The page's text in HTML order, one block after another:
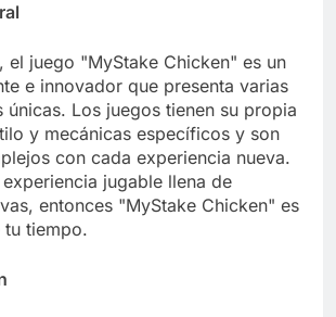
el juego "MyStake Chicken" es un
e innovador que presenta varias
únicas. Los juegos tienen su propia
y mecánicas específicos y son
con cada experiencia nueva.
jugable llena de
entonces "MyStake Chicken" es
tu tiempo.